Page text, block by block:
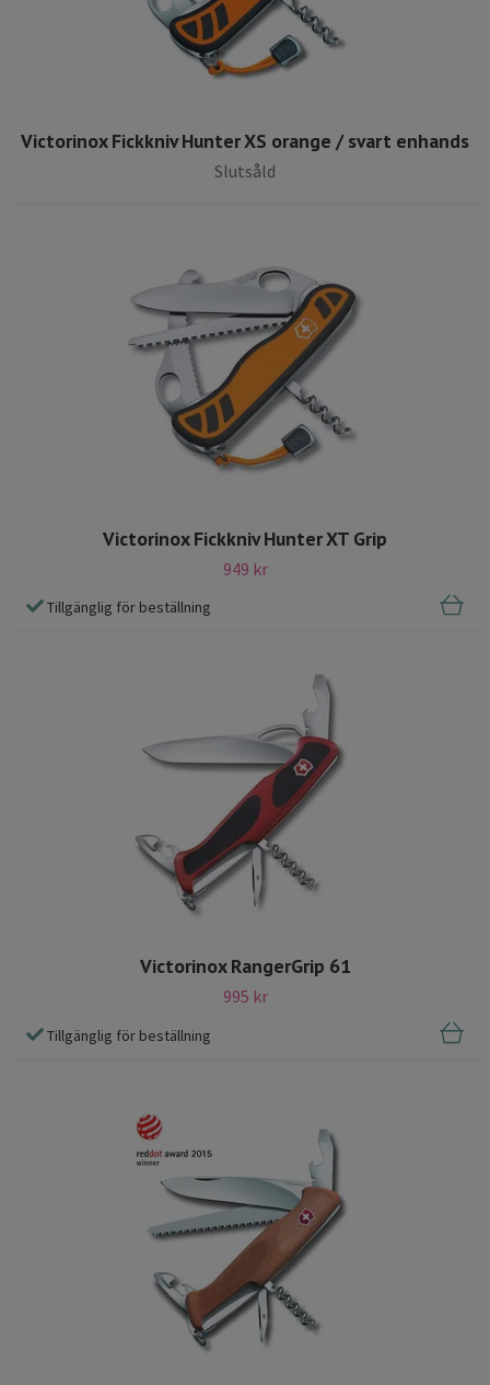
Victorinox Fickkniv Hunter XS orange / svart enhands
Slutsåld
Victorinox Fickkniv Hunter XT Grip
949 kr
Tillgänglig för beställning
Victorinox RangerGrip 61
995 kr
Tillgänglig för beställning